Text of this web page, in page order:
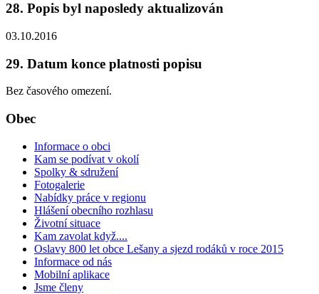
28. Popis byl naposledy aktualizován
03.10.2016
29. Datum konce platnosti popisu
Bez časového omezení.
Obec
Informace o obci
Kam se podívat v okolí
Spolky & sdružení
Fotogalerie
Nabídky práce v regionu
Hlášení obecního rozhlasu
Životní situace
Kam zavolat když....
Oslavy 800 let obce Lešany a sjezd rodáků v roce 2015
Informace od nás
Mobilní aplikace
Jsme členy